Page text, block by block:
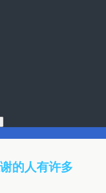
的人有许多